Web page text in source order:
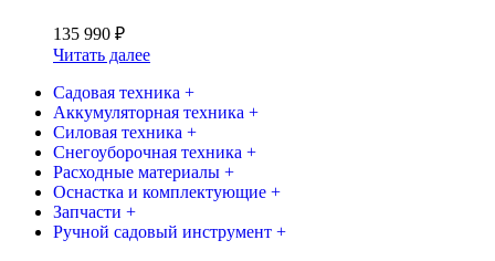
135 990 ₽
Читать далее
Садовая техника +
Аккумуляторная техника +
Силовая техника +
Снегоуборочная техника +
Расходные материалы +
Оснастка и комплектующие +
Запчасти +
Ручной садовый инструмент +